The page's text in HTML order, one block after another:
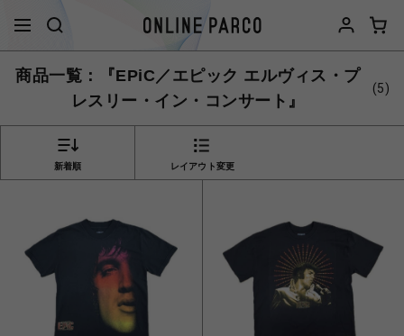
商品一覧：『EPiC／エピック エルヴィス・プ
レスリー・イン・コンサート』
(5)
新着順 レイアウト変更